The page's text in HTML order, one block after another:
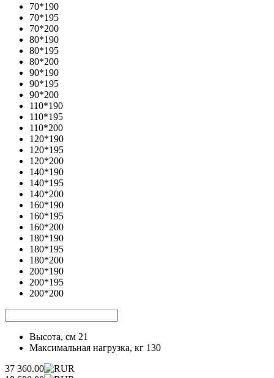
70*190
70*195
70*200
80*190
80*195
80*200
90*190
90*195
90*200
110*190
110*195
110*200
120*190
120*195
120*200
140*190
140*195
140*200
160*190
160*195
160*200
180*190
180*195
180*200
200*190
200*195
200*200
Высота, см 21
Максимальная нагрузка, кг 130
37 360.00